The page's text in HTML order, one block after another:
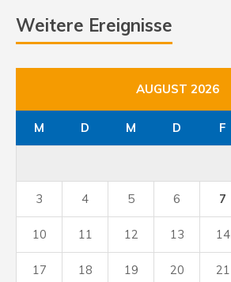
Weitere Ereignisse
AUGUST 2026
M D M D F
3 4 5 6 7
10 11 12 13 14
17 18 19 20 21